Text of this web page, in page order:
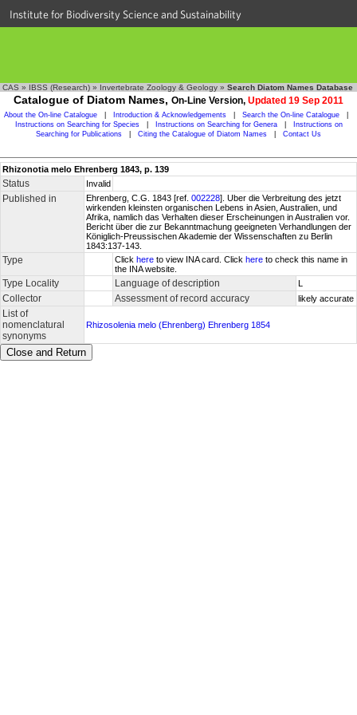
Institute for Biodiversity Science and Sustainability
CAS » IBSS (Research) » Invertebrate Zoology & Geology » Search Diatom Names Database
Catalogue of Diatom Names, On-Line Version, Updated 19 Sep 2011
About the On-line Catalogue Introduction & Acknowledgements Search the On-line Catalogue
Instructions on Searching for Species
Instructions on Searching for Genera
Instructions on
Searching for Publications
Citing the Catalogue of Diatom Names Contact Us
Rhizonotia melo Ehrenberg 1843, p. 139
Status Invalid
Published in Ehrenberg, C.G. 1843 [ref. 002228]. Uber die Verbreitung des jetzt
wirkenden kleinsten organischen Lebens in Asien, Australien, und
Afrika, namlich das Verhalten dieser Erscheinungen in Australien vor.
Bericht über die zur Bekanntmachung geeigneten Verhandlungen der
Königlich-Preussischen Akademie der Wissenschaften zu Berlin
1843:137-143.
Type Click here to view INA card. Click here to check this name in
the INA website.
Type Locality Language of description L
Collector Assessment of record accuracy likely accurate
List of
nomenclatural
synonyms
Rhizosolenia melo (Ehrenberg) Ehrenberg 1854